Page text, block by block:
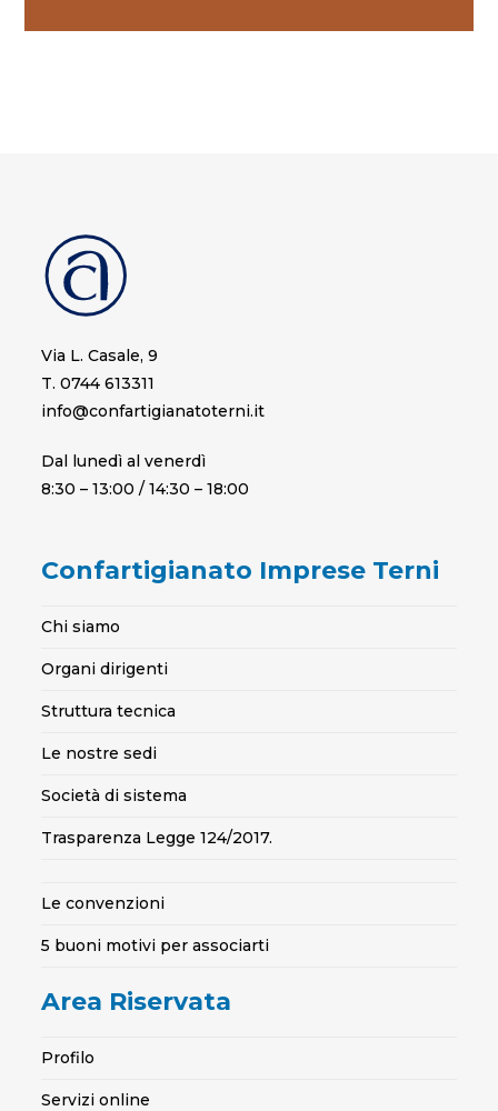
Via L. Casale, 9
T. 0744 613311
info@confartigianatoterni.it
Dal lunedì al venerdì
8:30 – 13:00 / 14:30 – 18:00
Confartigianato Imprese Terni
Chi siamo
Organi dirigenti
Struttura tecnica
Le nostre sedi
Società di sistema
Trasparenza Legge 124/2017.
Le convenzioni
5 buoni motivi per associarti
Area Riservata
Profilo
Servizi online